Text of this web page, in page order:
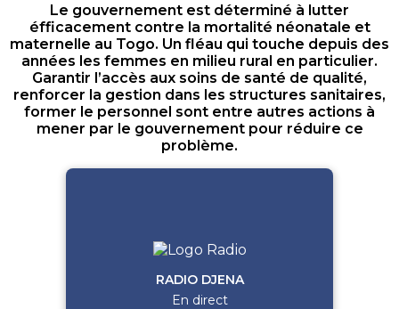
Le gouvernement est déterminé à lutter
éfficacement contre la mortalité néonatale et
maternelle au Togo. Un fléau qui touche depuis des
années les femmes en milieu rural en particulier.
Garantir l’accès aux soins de santé de qualité,
renforcer la gestion dans les structures sanitaires,
former le personnel sont entre autres actions à
mener par le gouvernement pour réduire ce
problème.
RADIO DJENA
En direct